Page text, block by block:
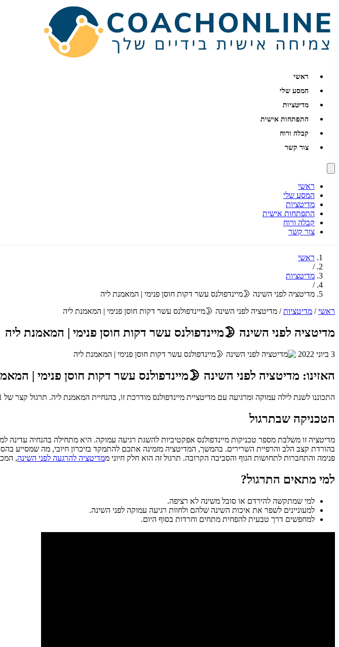
ראשי
המסע שלי
מדיטציות
התפתחות אישית
קבלה ורוח
צור קשר
ראשי
המסע שלי
מדיטציות
התפתחות אישית
קבלה ורוח
צור קשר
ראשי
/
מדיטציות
/
מדיטציה לפני השינה 🌛מיינדפולנס עשר דקות חוסן פנימי | המאמנת ליה
ראשי / מדיטציות / מדיטציה לפני השינה 🌛מיינדפולנס עשר דקות חוסן פנימי | המאמנת ליה
מדיטציה לפני השינה 🌛מיינדפולנס עשר דקות חוסן פנימי | המאמנת ליה
3 ביוני 2022
האזינו: מדיטציה לפני השינה 🌛מיינדפולנס עשר דקות חוסן פנימי |
התכוננו לשנת לילה עמוקה ומרגיעה עם מדיטציית מיינדפולנס מודרכת זו, בהנחיית המאמנת ליה. תרגול קצר של 11 דקות זה נועד להרגיע את גופכם ונפשכם לפני השינה.
הטכניקה שבתרגול
מדיטציה זו משלבת מספר טכניקות מיינדפולנס אפקטיביות להשגת רגיעה עמוקה. היא מתחילה בהנחיה
בהורדת קצב הלב והרפיית השרירים. בהמשך, המדיטציה מזמינה אתכם להתמקד בזיכרון חיובי, מה שמסייע
פנימה והתחברות לתחושות הגוף והסביבה הקרובה. תרגול זה הוא חלק חיוני ממדיטציה להרגעה לפני השינה,
למי מתאים התרגול?
למי שמתקשה להירדם או סובל משינה לא רציפה.
למעוניינים לשפר את איכות השינה שלהם ולחוות רגיעה עמוקה לפני השינה.
למחפשים דרך טבעית להפחית מתחים וחרדות בסוף היום.